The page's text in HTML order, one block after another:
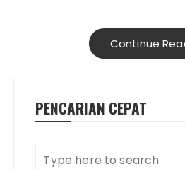
Continue
PENCARIAN CEPAT